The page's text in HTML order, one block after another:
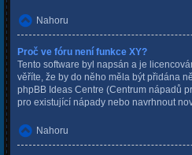
Nahoru
Proč ve fóru není funkce XY?
Tento software byl napsán a je
věříte, že by do něho měla být přidána
phpBB Ideas Centre (Centrum nápadů
pro existující nápady nebo navrhnout
Nahoru